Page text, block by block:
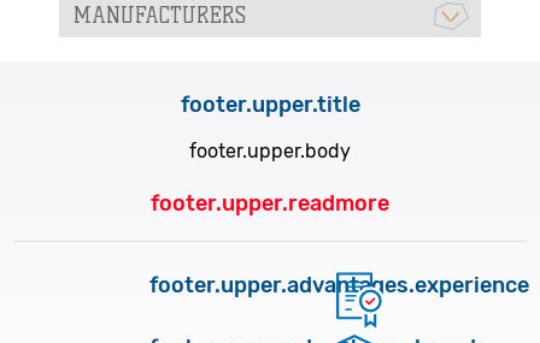
MANUFACTURERS
footer.upper.title
footer.upper.body
footer.upper.readmore
footer.upper.advantages.experience